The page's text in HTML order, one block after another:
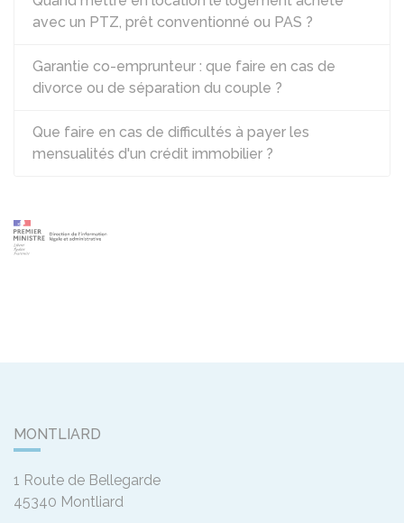
avec un PTZ, prêt conventionné ou PAS ?
Garantie co-emprunteur : que faire en cas de
divorce ou de séparation du couple ?
Que faire en cas de difficultés à payer les
mensualités d'un crédit immobilier ?
MONTLIARD
1 Route de Bellegarde
45340 Montliard